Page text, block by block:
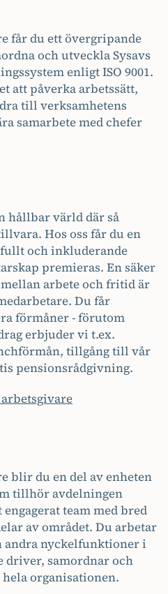
får du ett övergripande
och utveckla Sysavs
enligt ISO 9001.
att påverka arbetssätt,
till verksamhetens
samarbete med chefer
hållbar värld där så
Hos oss får du en
och inkluderande
premieras. En säker
arbete och fritid är
Du får
förmåner - förutom
erbjuder vi t.ex.
tillgång till vår
pensionsrådgivning.
blir du en del av enheten
tillhör avdelningen
team med bred
av området. Du arbetar
andra nyckelfunktioner i
driver, samordnar och
organisationen.